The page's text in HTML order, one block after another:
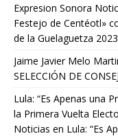
Expresion Sonora
Festejo de Centéotl»
de la Guelaguetza 2023
Jaime Javier Melo
SELECCIÓN DE
Lula: “Es Apenas una
la Primera Vuelta
Noticias en Lula: “Es